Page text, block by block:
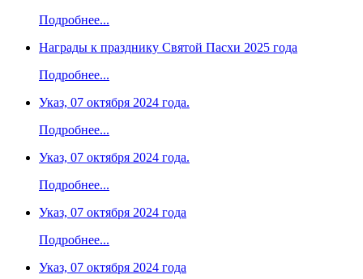
Подробнее...
Награды к празднику Святой Пасхи 2025 года
Подробнее...
Указ, 07 октября 2024 года.
Подробнее...
Указ, 07 октября 2024 года.
Подробнее...
Указ, 07 октября 2024 года
Подробнее...
Указ, 07 октября 2024 года